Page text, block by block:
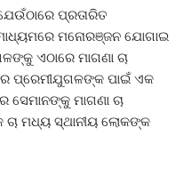
ପ୍ରତାରିତ
ମନୋରଞ୍ଜନ ଯୋଗାଇ
ଏଠାରେ ମାଗଣା ଚା
ପ୍ରେମୀଯୁଗଳଙ୍କ ପାଇଁ ଏକ
ମାଗଣା ଚା
ଚା ମଧ୍ୟ ସ୍ଥାନୀୟ ଲୋକଙ୍କ